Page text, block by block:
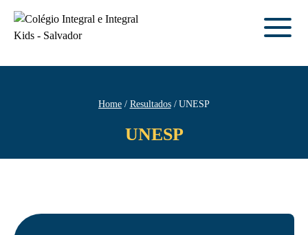
Home Resultados UNESP
UNESP